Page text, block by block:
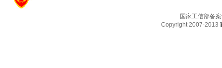
国家工信部备
Copyright 2007-2013